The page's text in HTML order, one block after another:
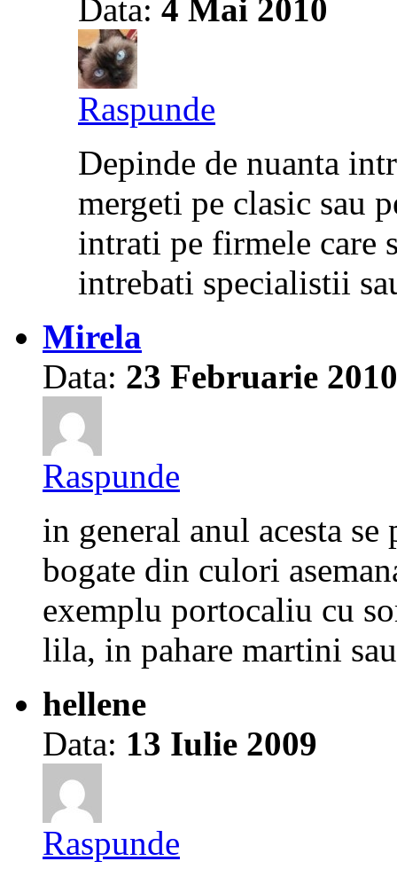
Data: 4 Mai 2010
Raspunde
Depinde de nuanta
mergeti pe clasic sau
intrati pe firmele care
intrebati specialistii
Mirela
Data: 23 Februarie 2010
Raspunde
in general anul acesta
bogate din culori
exemplu portocaliu cu
lila, in pahare martini
hellene
Data: 13 Iulie 2009
Raspunde